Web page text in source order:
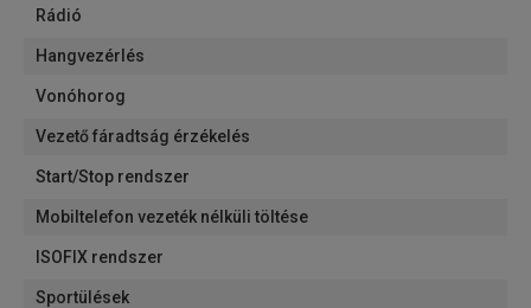
Rádió
Hangvezérlés
Vonóhorog
Vezető fáradtság érzékelés
Start/Stop rendszer
Mobiltelefon vezeték nélküli töltése
ISOFIX rendszer
Sportülések